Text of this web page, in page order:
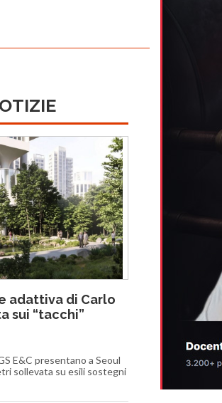
adattiva di Carlo
sui “tacchi”
E&C presentano a Seoul
sollevata su esili sostegni